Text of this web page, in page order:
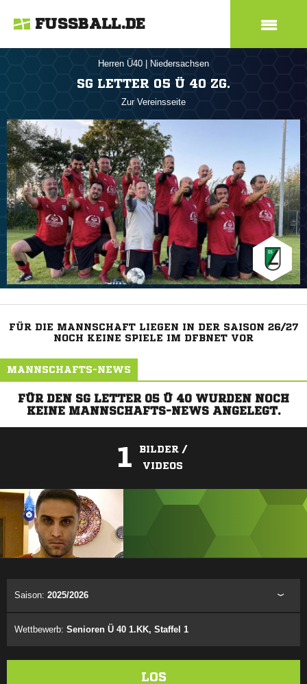
FUSSBALL.DE
Herren Ü40 Niedersachsen
SG LETTER 05 Ü 40 ZG.
Zur Vereinsseite
FÜR DIE MANNSCHAFT LIEGEN IN DER SAISON 26/27
NOCH KEINE SPIELE IM DFBNET VOR
MANNSCHAFTS-NEWS
FÜR DEN SG LETTER 05 Ü 40 WURDEN NOCH
KEINE MANNSCHAFTS-NEWS ANGELEGT.
1
BILDER /
VIDEOS
Saison: 2025/2026
Wettbewerb: Senioren Ü 40 1.KK, Staffel 1
LOS